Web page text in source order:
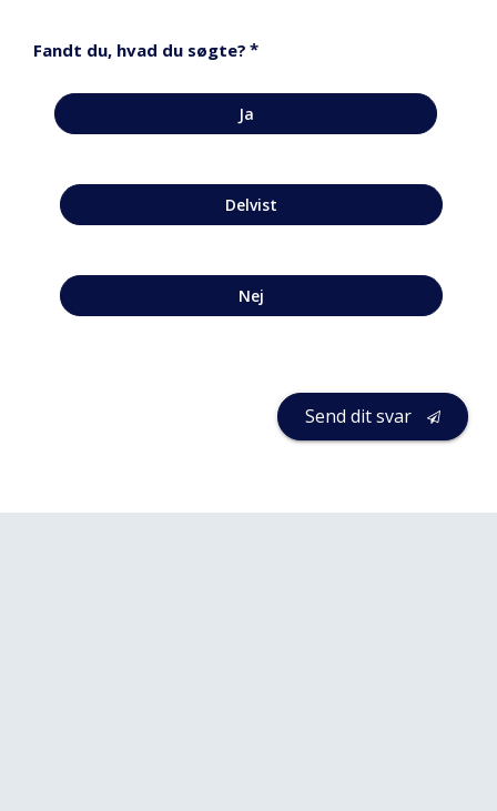
Fandt du, hvad du søgte? *
Ja
Delvist
Nej
Send dit svar